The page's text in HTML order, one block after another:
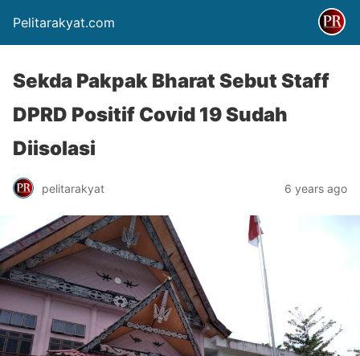
Pelitarakyat.com
Sekda Pakpak Bharat Sebut Staff
DPRD Positif Covid 19 Sudah
Diisolasi
pelitarakyat 6 years ago